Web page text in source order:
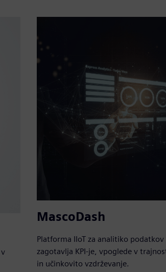
MascoDash
Platforma IIoT za analitiko
zagotavlja KPI-je, vpoglede v
in učinkovito vzdrževanje.